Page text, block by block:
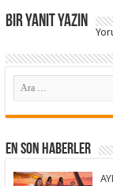
Bir yanıt yazın
En Son Haberler